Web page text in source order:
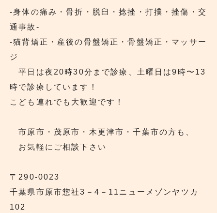
‐身体の痛み・骨折・脱臼・捻挫・打撲・挫傷・交
通事故‐
‐猫背矯正・産後の骨盤矯正・骨盤矯正・マッサー
ジ
平日は夜20時30分まで診療、土曜日は9時〜13
時で診療しています！
こども連れでも大歓迎です！
市原市・茂原市・木更津市・千葉市の方も、
お気軽にご相談下さい
〒290‐0023
千葉県市原市惣社3－4－11ニューメゾンヤツカ
102